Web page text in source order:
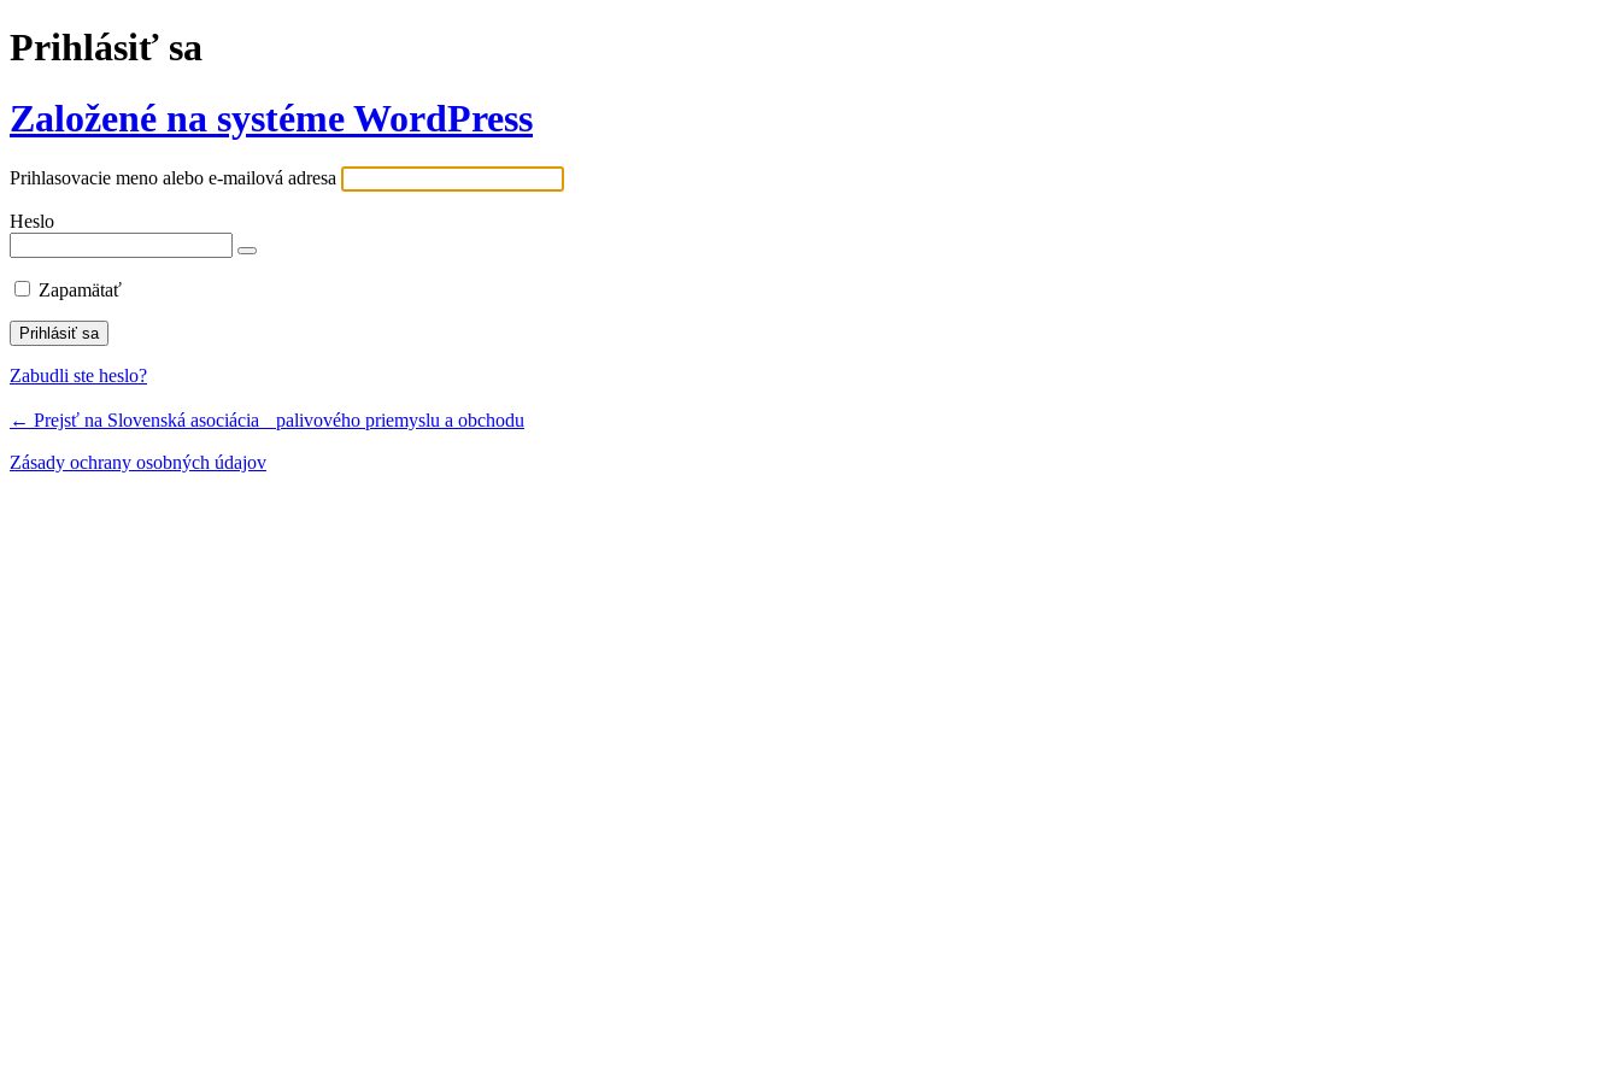
Prihlásiť sa
Založené na systéme WordPress
Prihlasovacie meno alebo e-mailová adresa
Heslo
Zapamätať
Zabudli ste heslo?
← Prejsť na Slovenská asociácia palivového priemyslu a obchodu
Zásady ochrany osobných údajov